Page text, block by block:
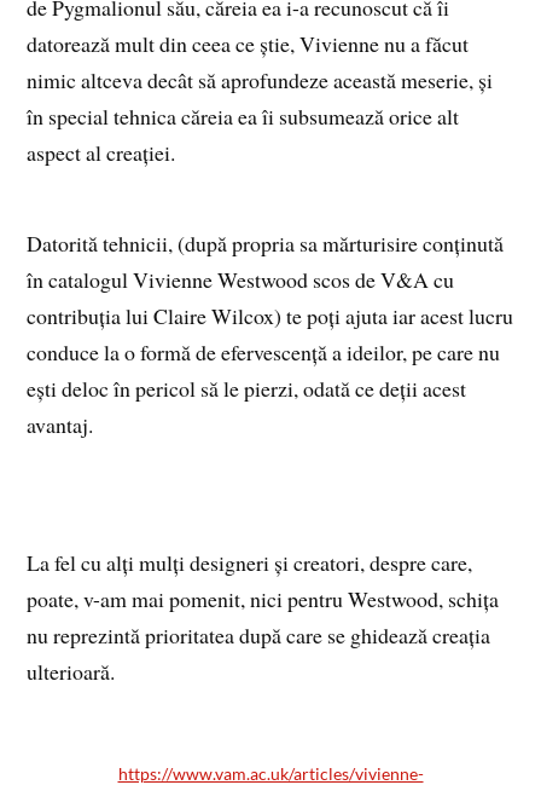
de Pygmalionul său, căreia ea i-a recunoscut că îi
datorează mult din ceea ce știe, Vivienne nu a făcut
nimic altceva decât să aprofundeze această meserie, și
în special tehnica căreia ea îi subsumează orice alt
aspect al creației.
Datorită tehnicii, (după propria sa mărturisire conținută
în catalogul Vivienne Westwood scos de V&A cu
contribuția lui Claire Wilcox) te poți ajuta iar acest lucru
conduce la o formă de efervescență a ideilor, pe care nu
ești deloc în pericol să le pierzi, odată ce deții acest
avantaj.
La fel cu alți mulți designeri și creatori, despre care,
poate, v-am mai pomenit, nici pentru Westwood, schița
nu reprezintă prioritatea după care se ghidează creația
ulterioară.
https://www.vam.ac.uk/articles/vivienne-